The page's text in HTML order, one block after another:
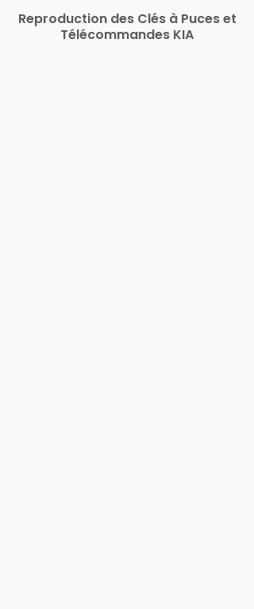
Reproduction des Clés à Puces et
Télécommandes KIA